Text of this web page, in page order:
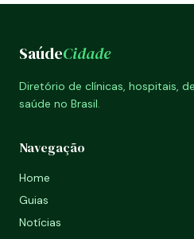
SaúdeCidade
Diretório de clínicas, hospitais,
saúde no Brasil.
Navegação
Home
Guias
Notícias